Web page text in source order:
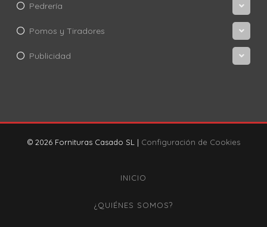
Pedrería
Pomos y Tiradores
Publicidad
© 2026 Fornituras Casado SL | Configuración de Cookies
INICIO
¿QUIÉNES SOMOS?